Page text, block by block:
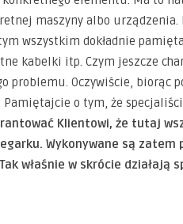
maszyny albo urządzenia.
wszystkim dokładnie
kabelki itp. Czym jeszcze
problemu. Oczywiście, biorąc
Pamiętajcie o tym, że
Klientowi, że tutaj
Wykonywane są zatem
właśnie w skrócie